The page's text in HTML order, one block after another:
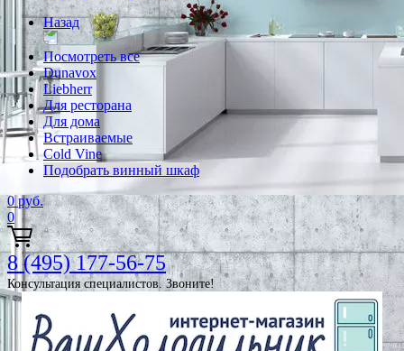
Назад
Посмотреть все
Dunavox
Liebherr
Для ресторана
Для дома
Встраиваемые
Cold Vine
Подобрать винный шкаф
0 руб.
0
8 (495) 177-56-75
Консультация специалистов. Звоните!